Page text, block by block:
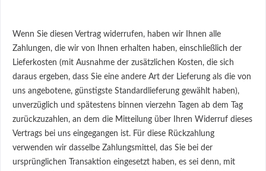
Wenn Sie diesen Vertrag widerrufen, haben wir Ihnen alle
Zahlungen, die wir von Ihnen erhalten haben, einschließlich der
Lieferkosten (mit Ausnahme der zusätzlichen Kosten, die sich
daraus ergeben, dass Sie eine andere Art der Lieferung als die von
uns angebotene, günstigste Standardlieferung gewählt haben),
unverzüglich und spätestens binnen vierzehn Tagen ab dem Tag
zurückzuzahlen, an dem die Mitteilung über Ihren Widerruf dieses
Vertrags bei uns eingegangen ist. Für diese Rückzahlung
verwenden wir dasselbe Zahlungsmittel, das Sie bei der
ursprünglichen Transaktion eingesetzt haben, es sei denn, mit